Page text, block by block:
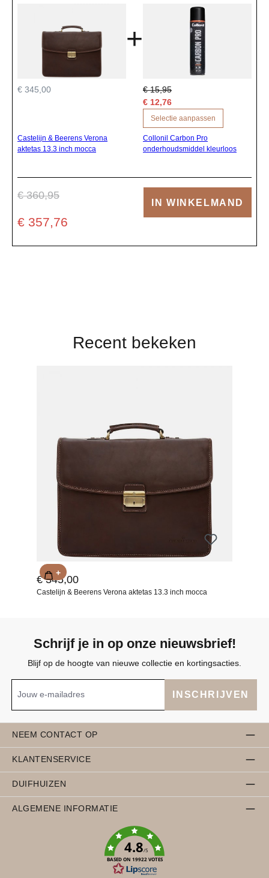
€ 345,00
Castelijn & Beerens Verona
aktetas 13.3 inch mocca
+
€ 15,95
€ 12,76
Selectie aanpassen
Collonil Carbon Pro
onderhoudsmiddel kleurloos
€ 360,95
€ 357,76
IN WINKELMAND
Recent bekeken
€ 345,00
Castelijn & Beerens Verona aktetas 13.3 inch mocca
+
Schrijf je in op onze nieuwsbrief!
Blijf op de hoogte van nieuwe collectie en kortingsacties.
INSCHRIJVEN
NEEM CONTACT OP
KLANTENSERVICE
DUIFHUIZEN
ALGEMENE INFORMATIE
4.8/5
BASED ON 19922 VOTES